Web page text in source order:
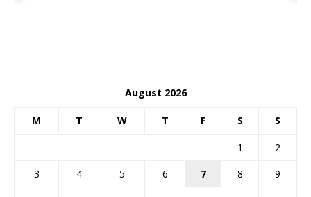
August 2026
M T W T F S S
1
2
3
4 5 6 7 8
9